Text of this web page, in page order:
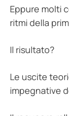
Eppure molti
ritmi della
Il risultato?
Le uscite
impegnative